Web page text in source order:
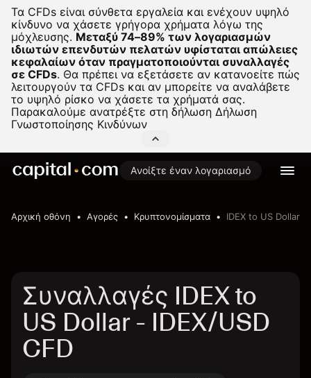
Τα CFDs είναι σύνθετα εργαλεία και ενέχουν υψηλό
κίνδυνο να χάσετε γρήγορα χρήματα λόγω της
μόχλευσης. Μεταξύ 74–89% των λογαριασμών
ιδιωτών επενδυτών πελατών υφίσταται απώλειες
κεφαλαίων όταν πραγματοποιούνται συναλλαγές
σε CFDs. Θα πρέπει να εξετάσετε αν κατανοείτε πώς
λειτουργούν τα CFDs και αν μπορείτε να αναλάβετε
το υψηλό ρίσκο να χάσετε τα χρήματά σας.
Παρακαλούμε ανατρέξτε στη δήλωση Δήλωση
Γνωστοποίησης Κινδύνων
Ανοίξτε έναν λογαριασμό
Αρχική οθόνη Αγορές Κρυπτονομίσματα IDEX to US Dollar
Συναλλαγές IDEX to
US Dollar - IDEX/USD
CFD